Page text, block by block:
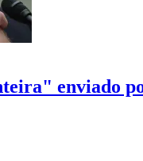
enviado